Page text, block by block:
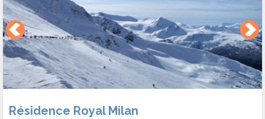
Résidence Royal Milan